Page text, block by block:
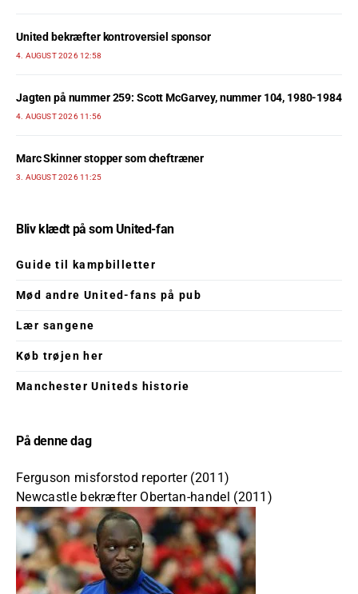
United bekræfter kontroversiel sponsor
4. AUGUST 2026 12:58
Jagten på nummer 259: Scott McGarvey, nummer 104, 1980-1984
4. AUGUST 2026 11:56
Marc Skinner stopper som cheftræner
3. AUGUST 2026 11:25
Bliv klædt på som United-fan
Guide til kampbilletter
Mød andre United-fans på pub
Lær sangene
Køb trøjen her
Manchester Uniteds historie
På denne dag
Ferguson misforstod reporter (2011)
Newcastle bekræfter Obertan-handel (2011)